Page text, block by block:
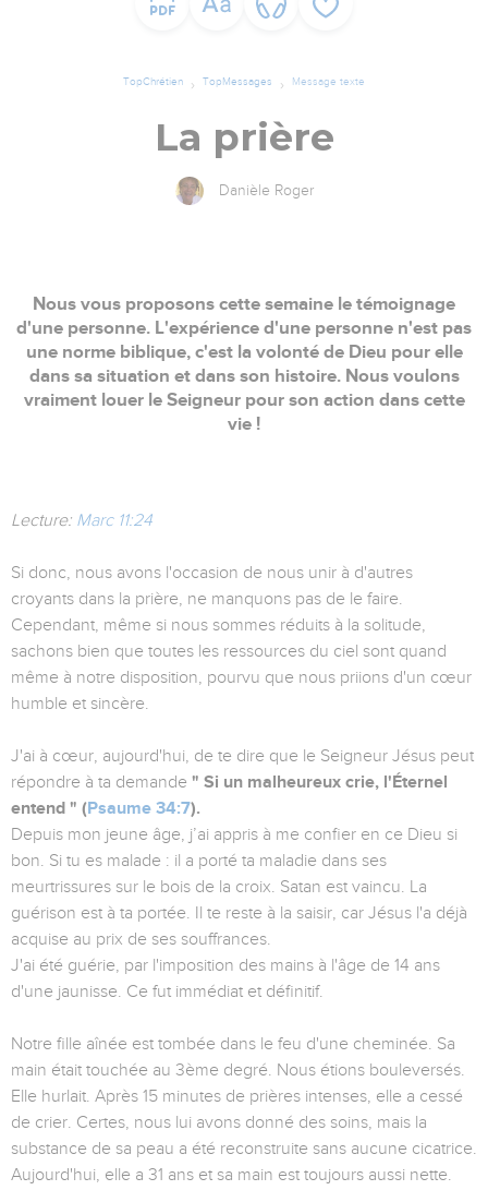
TopChrétien TopMessages Message texte
La prière
Danièle Roger
Nous vous proposons cette semaine le témoignage
d'une personne. L'expérience d'une personne n'est pas
une norme biblique, c'est la volonté de Dieu pour elle
dans sa situation et dans son histoire. Nous voulons
vraiment louer le Seigneur pour son action dans cette
vie !
Lecture: Marc 11:24
Si donc, nous avons l'occasion de nous unir à d'autres
croyants dans la prière, ne manquons pas de le faire.
Cependant, même si nous sommes réduits à la solitude,
sachons bien que toutes les ressources du ciel sont quand
même à notre disposition, pourvu que nous priions d'un cœur
humble et sincère.
J'ai à cœur, aujourd'hui, de te dire que le Seigneur Jésus peut
répondre à ta demande " Si un malheureux crie, l'Éternel
entend " (Psaume 34:7).
Depuis mon jeune âge, j’ai appris à me confier en ce Dieu si
bon. Si tu es malade : il a porté ta maladie dans ses
meurtrissures sur le bois de la croix. Satan est vaincu. La
guérison est à ta portée. Il te reste à la saisir, car Jésus l'a déjà
acquise au prix de ses souffrances.
J'ai été guérie, par l'imposition des mains à l'âge de 14 ans
d'une jaunisse. Ce fut immédiat et définitif.
Notre fille aînée est tombée dans le feu d'une cheminée. Sa
main était touchée au 3ème degré. Nous étions bouleversés.
Elle hurlait. Après 15 minutes de prières intenses, elle a cessé
de crier. Certes, nous lui avons donné des soins, mais la
substance de sa peau a été reconstruite sans aucune cicatrice.
Aujourd'hui, elle a 31 ans et sa main est toujours aussi nette.